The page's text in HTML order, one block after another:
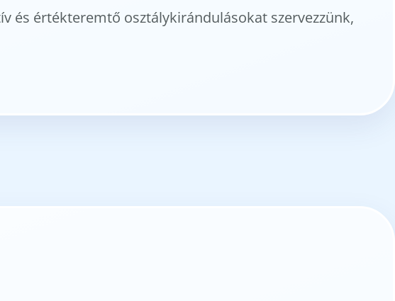
és értékteremtő osztálykirándulásokat szervezzünk,